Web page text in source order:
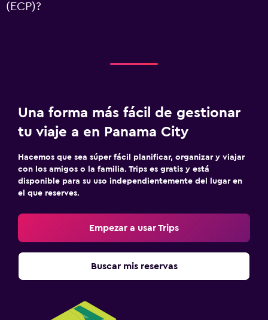
(ECP)?
Una forma más fácil de gestionar
tu viaje a en Panama City
Hacemos que sea súper fácil planificar, organizar y viajar
con los amigos o la familia. Trips es gratis y está
disponible para su uso independientemente del lugar en
el que reserves.
Empezar a usar Trips
Buscar mis reservas